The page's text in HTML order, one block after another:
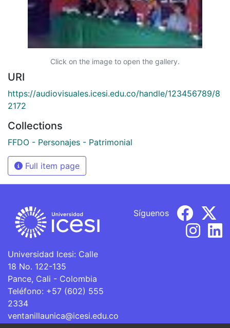
Click on the image to open the gallery.
URI
https://audiovisuales.icesi.edu.co/handle/123456789/8
2172
Collections
FFDO - Personajes - Patrimonial
Full item page
Universidad Icesi: Calle
18 No. 122-135
Pance, Cali - Colombia
Teléfono: +57 (602) 555
2334
ventanillaunica@icesi.edu.co
Síguenos